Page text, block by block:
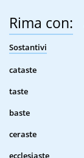
Rima con:
Sostantivi
cataste
taste
baste
ceraste
ecclesiaste